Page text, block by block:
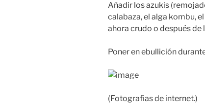
Añadir los azukis
calabaza, el alga kombu,
ahora crudo o después
Poner en ebullición
(Fotografias de internet.)